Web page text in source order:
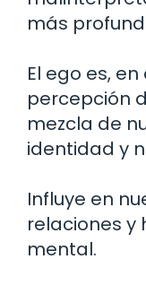
más
El ego es,
percepción
mezcla de
identidad y
Influye en
relaciones y
mental.